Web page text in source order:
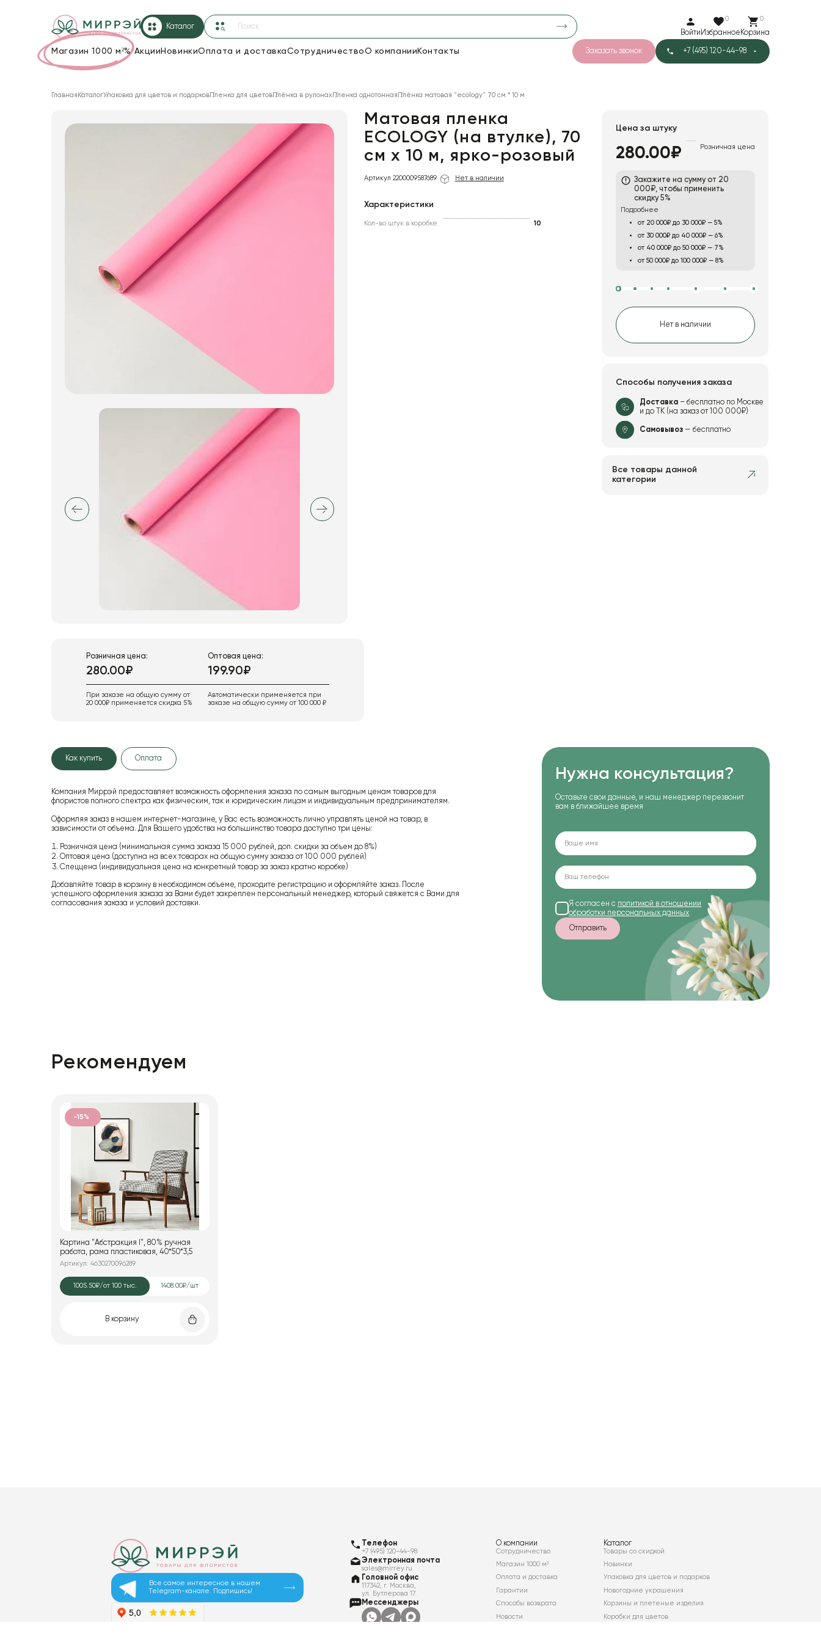
Каталог
Войти
0
Избранное
0
Корзина
Магазин 1000 м²%Акции НовинкиОплата и доставкаСотрудничествоО компании Контакты Заказать звонок +7 (495) 120-44-98
Пленка
20
Сетка
Корзины и плетеные изделия
Товары для флористов
Пакеты для цветов и подарков
Изделия из металла
Искусственные цветы и растения
Главная КаталогУпаковка для цветов и подарковПленка для цветовПлёнка в рулонахПленка однотонная Плёнка матовая "ecology" 70 см * 10 м
Матовая пленка
ECOLOGY (на втулке), 70
см х 10 м, ярко-розовый
Артикул 2200009587689 Нет в наличии
Характеристики
Кол-во штук в коробке 10
Розничная цена:
280.00₽
При заказе на общую сумму от
20 000₽ применяется скидка 5%
Оптовая цена:
199.90₽
Автоматически применяется при
заказе на общую сумму от 100 000 ₽
Цена за штуку
280.00₽ Розничная цена
Закажите на сумму от 20
000₽, чтобы применить
скидку 5%
Подробнее
от 20 000₽ до 30 000₽ — 5%
от 30 000₽ до 40 000₽ — 6%
от 40 000₽ до 50 000₽ — 7%
от 50 000₽ до 100 000₽ — 8%
Нет в наличии
Способы получения заказа
Доставка– бесплатно по Москве
и до ТК (на заказ от 100 000₽)
Самовывоз— бесплатно
Все товары данной
категории
Как купить Оплата
Компания Миррэй предоставляет возможность оформления заказа по самым выгодным ценам товаров для
флористов полного спектра как физическим, так и юридическим лицам и индивидуальным предпринимателям.
Оформляя заказ в нашем интернет-магазине, у Вас есть возможность лично управлять ценой на товар, в
зависимости от объема. Для Вашего удобства на большинство товара доступно три цены:
Розничная цена (минимальная сумма заказа 15 000 рублей, доп. скидки за объем до 8%)
Оптовая цена (доступна на всех товарах на общую сумму заказа от 100 000 рублей)
Спеццена (индивидуальная цена на конкретный товар за заказ кратно коробке)
Добавляйте товар в корзину в необходимом объеме, проходите регистрацию и оформляйте заказ. После
успешного оформления заказа за Вами будет закреплен персональный менеджер, который свяжется с Вами для
согласования заказа и условий доставки.
Нужна консультация?
Оставьте свои данные, и наш менеджер перезвонит
вам в ближайшее время
Я согласен с политикой в отношении
обработки персональных данных
Отправить
Рекомендуем
-15%
Картина "Абстракция I", 80% ручная
работа, рама пластиковая, 40*50*3,5
Артикул: 4630270096289
1005.50₽/от 100 тыс. 1408.00₽/шт
В корзину
Все самое интересное в нашем
Telegram-канале. Подпишись!
Телефон
+7 (495) 120-44-98
Электронная почта
sales@mirrey.ru
Головной офис
117342, г. Москва,
ул. Бутлерова 17
Мессенджеры
О компании
Сотрудничество
Магазин 1000 м²
Оплата и доставка
Гарантии
Способы возврата
Новости
Каталог
Товары со скидкой
Новинки
Упаковка для цветов и подарков
Новогодние украшения
Корзины и плетеные изделия
Коробки для цветов